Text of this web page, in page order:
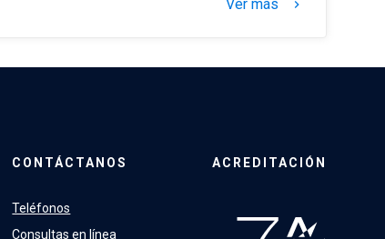
Ver más keyboard_arrow_right
CONTÁCTANOS
Teléfonos
Consultas en línea
ACREDITACIÓN